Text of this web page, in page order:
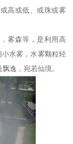
高或低、或珠或雾
雾森等，是利用高
水雾，水雾颗粒轻
逸，宛若仙境。